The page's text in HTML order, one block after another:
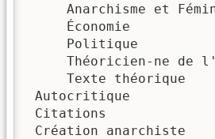
Anarchisme et
     Économie
     Politique
Théoricien-ne de
     Texte théorique
Autocritique
Citations
Création anarchiste